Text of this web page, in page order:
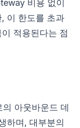
비용 없이
이 한도를 초과
적용된다는 점
아웃바운드 데
하며, 대부분의